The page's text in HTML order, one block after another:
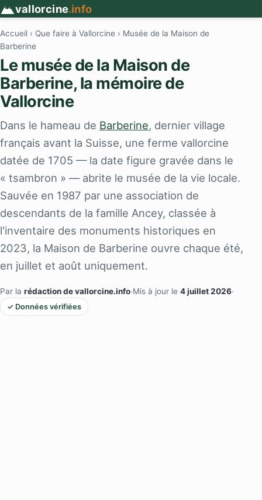
vallorcine.info
Accueil › Que faire à Vallorcine › Musée de la Maison de
Barberine
Le musée de la Maison de
Barberine, la mémoire de
Vallorcine
Dans le hameau de Barberine, dernier village
français avant la Suisse, une ferme vallorcine
datée de 1705 — la date figure gravée dans le
« tsambron » — abrite le musée de la vie locale.
Sauvée en 1987 par une association de
descendants de la famille Ancey, classée à
l'inventaire des monuments historiques en
2023, la Maison de Barberine ouvre chaque été,
en juillet et août uniquement.
Par la rédaction de vallorcine.info·Mis à jour le 4 juillet 2026·
✓ Données vérifiées